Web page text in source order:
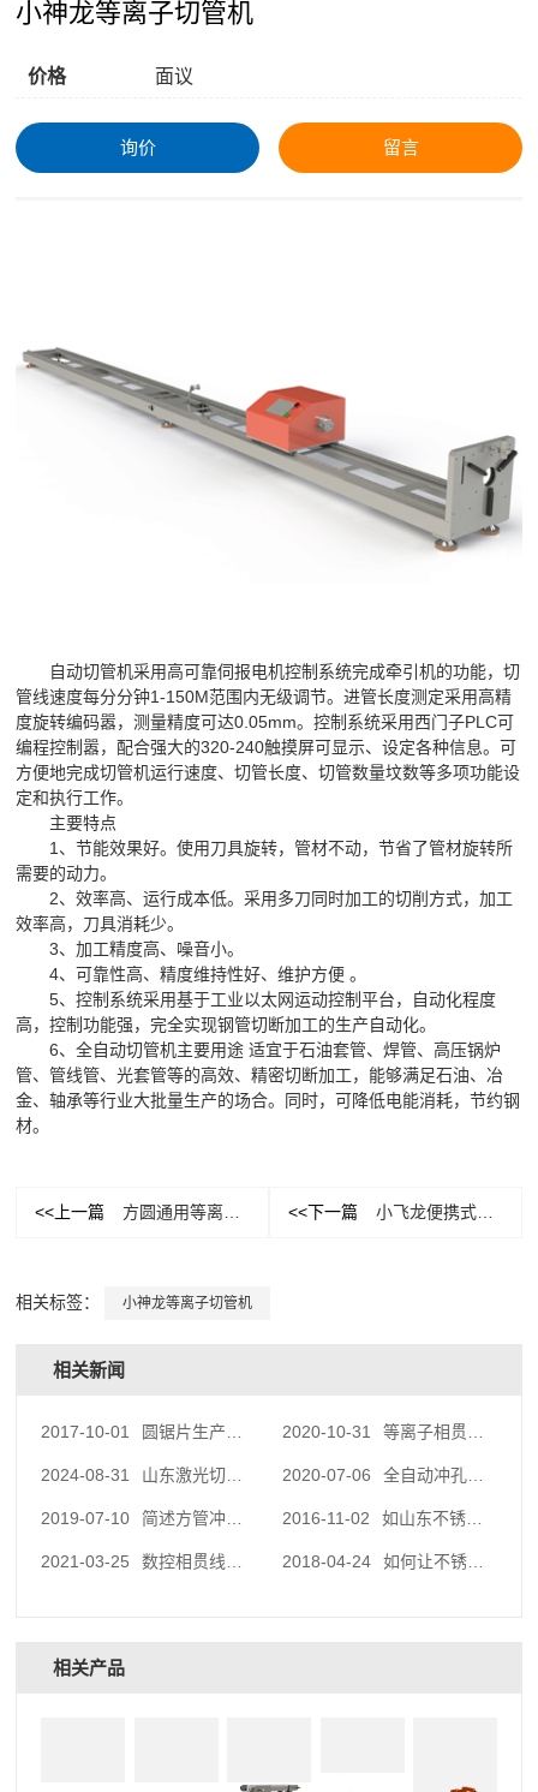
小神龙等离子切管机
价格 面议
询价 留言
自动切管机采用高可靠伺报电机控制系统完成牵引机的功能，切
管线速度每分分钟1-150M范围内无级调节。进管长度测定采用高精
度旋转编码嚣，测量精度可达0.05mm。控制系统采用西门子PLC可
编程控制嚣，配合强大的320-240触摸屏可显示、设定各种信息。可
方便地完成切管机运行速度、切管长度、切管数量坟数等多项功能设
定和执行工作。
主要特点
1、节能效果好。使用刀具旋转，管材不动，节省了管材旋转所
需要的动力。
2、效率高、运行成本低。采用多刀同时加工的切削方式，加工
效率高，刀具消耗少。
3、加工精度高、噪音小。
4、可靠性高、精度维持性好、维护方便 。
5、控制系统采用基于工业以太网运动控制平台，自动化程度
高，控制功能强，完全实现钢管切断加工的生产自动化。
6、全自动切管机主要用途 适宜于石油套管、焊管、高压锅炉
管、管线管、光套管等的高效、精密切断加工，能够满足石油、冶
金、轴承等行业大批量生产的场合。同时，可降低电能消耗，节约钢
材。
<<上一篇 方圆通用等离子切割设备 <<下一篇 小飞龙便携式等离子切管机
相关标签： 小神龙等离子切管机
相关新闻
2017-10-01 圆锯片生产厂家为您介绍圆锯片的主要用途和加工工艺流程是怎么样的呢 2020-10-31 等离子相贯线设备减小热变形等因素的影响
2024-08-31 山东激光切割机的使用和维护方法 2020-07-06 全自动冲孔机应该如何进行保养
2019-07-10 简述方管冲孔机有哪些注意事项？ 2016-11-02 如山东不锈钢管冲孔机液压系统防漏采取什么措施
2021-03-25 数控相贯线切割机切割精细小孔的4个步骤 2018-04-24 如何让不锈钢管冲孔机少出故障
相关产品